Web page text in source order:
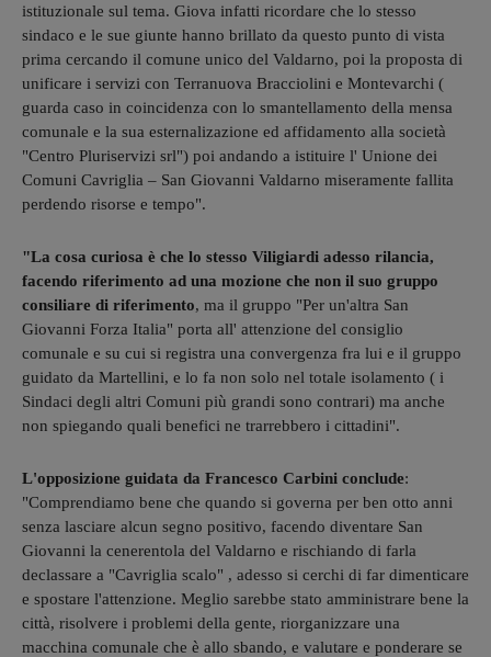
istituzionale sul tema. Giova infatti ricordare che lo stesso
sindaco e le sue giunte hanno brillato da questo punto di vista
prima cercando il comune unico del Valdarno, poi la proposta di
unificare i servizi con Terranuova Bracciolini e Montevarchi (
guarda caso in coincidenza con lo smantellamento della mensa
comunale e la sua esternalizazione ed affidamento alla società
"Centro Pluriservizi srl") poi andando a istituire l' Unione dei
Comuni Cavriglia – San Giovanni Valdarno miseramente fallita
perdendo risorse e tempo".
"La cosa curiosa è che lo stesso Viligiardi adesso rilancia,
facendo riferimento ad una mozione che non il suo gruppo
consiliare di riferimento, ma il gruppo "Per un'altra San
Giovanni Forza Italia" porta all' attenzione del consiglio
comunale e su cui si registra una convergenza fra lui e il gruppo
guidato da Martellini, e lo fa non solo nel totale isolamento ( i
Sindaci degli altri Comuni più grandi sono contrari) ma anche
non spiegando quali benefici ne trarrebbero i cittadini".
L'opposizione guidata da Francesco Carbini conclude:
"Comprendiamo bene che quando si governa per ben otto anni
senza lasciare alcun segno positivo, facendo diventare San
Giovanni la cenerentola del Valdarno e rischiando di farla
declassare a "Cavriglia scalo" , adesso si cerchi di far dimenticare
e spostare l'attenzione. Meglio sarebbe stato amministrare bene la
città, risolvere i problemi della gente, riorganizzare una
macchina comunale che è allo sbando, e valutare e ponderare se